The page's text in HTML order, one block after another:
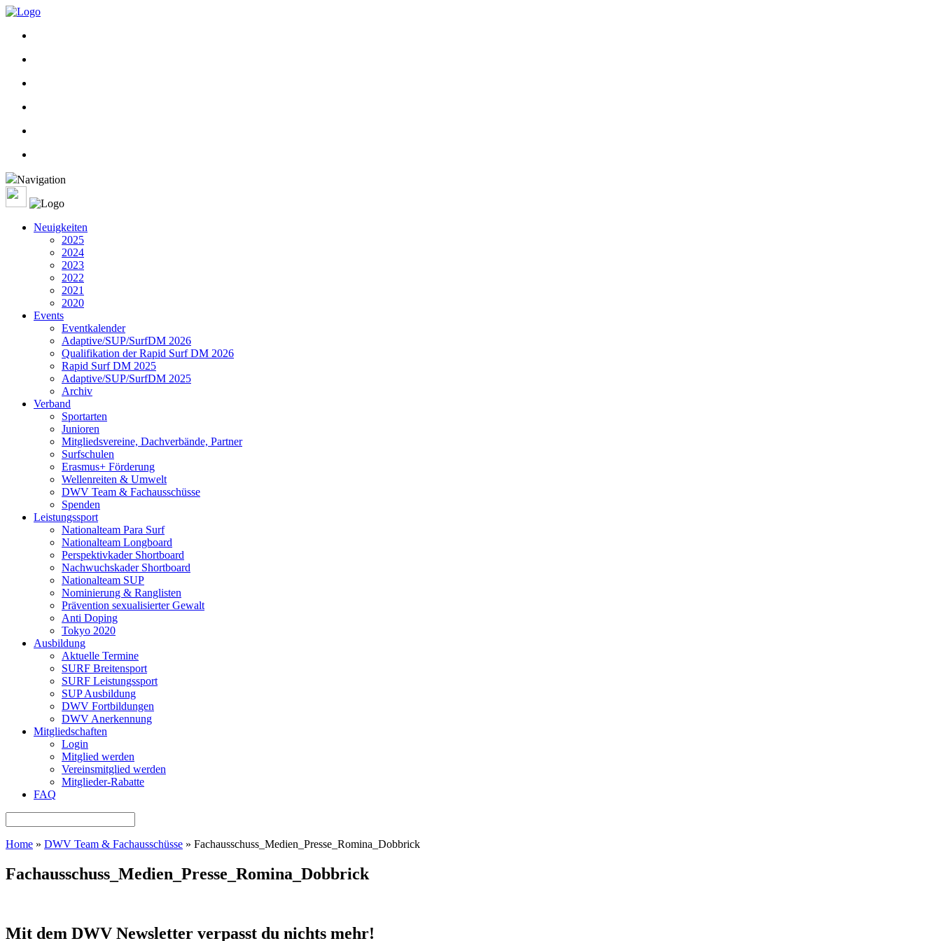
Navigation
Neuigkeiten
2025
2024
2023
2022
2021
2020
Events
Eventkalender
Adaptive/SUP/SurfDM 2026
Qualifikation der Rapid Surf DM 2026
Rapid Surf DM 2025
Adaptive/SUP/SurfDM 2025
Archiv
Verband
Sportarten
Junioren
Mitgliedsvereine, Dachverbände, Partner
Surfschulen
Erasmus+ Förderung
Wellenreiten & Umwelt
DWV Team & Fachausschüsse
Spenden
Leistungssport
Nationalteam Para Surf
Nationalteam Longboard
Perspektivkader Shortboard
Nachwuchskader Shortboard
Nationalteam SUP
Nominierung & Ranglisten
Prävention sexualisierter Gewalt
Anti Doping
Tokyo 2020
Ausbildung
Aktuelle Termine
SURF Breitensport
SURF Leistungssport
SUP Ausbildung
DWV Fortbildungen
DWV Anerkennung
Mitgliedschaften
Login
Mitglied werden
Vereinsmitglied werden
Mitglieder-Rabatte
FAQ
Home » DWV Team & Fachausschüsse » Fachausschuss_Medien_Presse_Romina_Dobbrick
Fachausschuss_Medien_Presse_Romina_Dobbrick
Mit dem DWV Newsletter verpasst du nichts mehr!